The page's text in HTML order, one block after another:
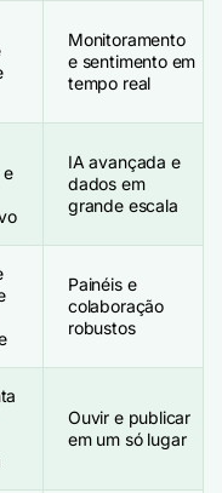
Monitoramento
e sentimento em
tempo real
e
IA avançada e
dados em
grande escala
Painéis e
colaboração
robustos
Ouvir e publicar
em um só lugar